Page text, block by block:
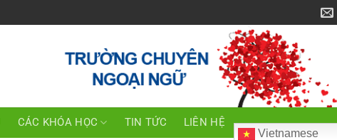
CÁC KHÓA HỌC TIN TỨC LIÊN HỆ
Vietnamese